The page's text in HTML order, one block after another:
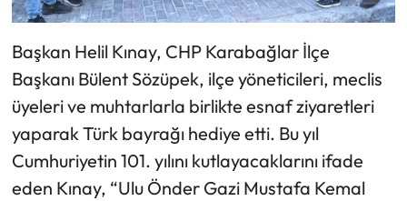
Başkan Helil Kınay, CHP Karabağlar İlçe
Başkanı Bülent Sözüpek, ilçe yöneticileri, meclis
üyeleri ve muhtarlarla birlikte esnaf ziyaretleri
yaparak Türk bayrağı hediye etti. Bu yıl
Cumhuriyetin 101. yılını kutlayacaklarını ifade
eden Kınay, “Ulu Önder Gazi Mustafa Kemal